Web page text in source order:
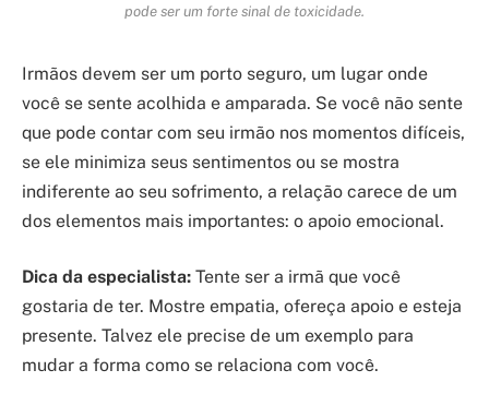
pode ser um forte sinal de toxicidade.
Irmãos devem ser um porto seguro, um lugar onde
você se sente acolhida e amparada. Se você não sente
que pode contar com seu irmão nos momentos difíceis,
se ele minimiza seus sentimentos ou se mostra
indiferente ao seu sofrimento, a relação carece de um
dos elementos mais importantes: o apoio emocional.
Dica da especialista: Tente ser a irmã que você
gostaria de ter. Mostre empatia, ofereça apoio e esteja
presente. Talvez ele precise de um exemplo para
mudar a forma como se relaciona com você.